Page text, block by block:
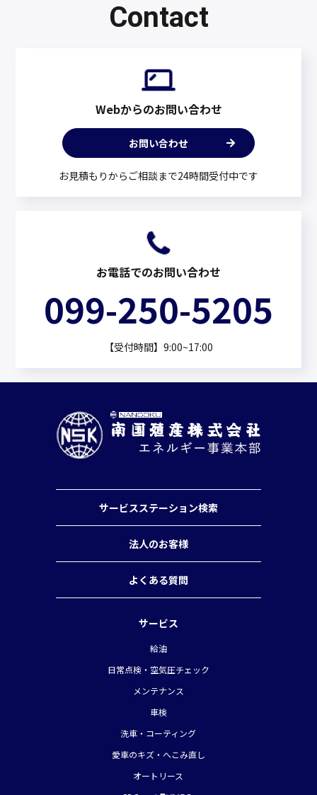
Contact
Webからのお問い合わせ
お問い合わせ
お見積もりからご相談まで24時間受付中です
お電話でのお問い合わせ
099-250-5205
【受付時間】9:00~17:00
サービスステーション検索
法人のお客様
よくある質問
サービス
給油
日常点検・空気圧チェック
メンテナンス
車検
洗車・コーティング
愛車のキズ・へこみ直し
オートリース